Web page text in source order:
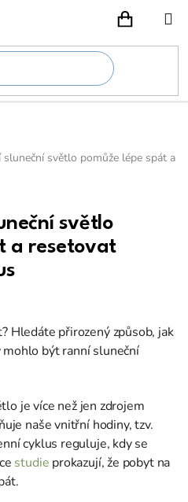
sluneční světlo pomůže lépe spát a
světlo
a resetovat
Hledáte přirozený způsob, jak
být ranní sluneční
je více než jen zdrojem
naše vnitřní hodiny, tzv.
cyklus reguluje, kdy se
studie prokazují, že pobyt na